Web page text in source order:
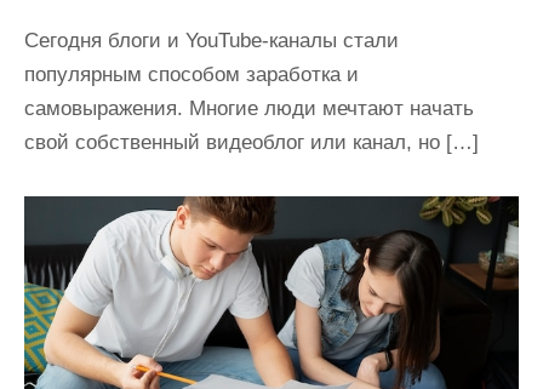
Сегодня блоги и YouTube-каналы стали
популярным способом заработка и
самовыражения. Многие люди мечтают начать
свой собственный видеоблог или канал, но […]